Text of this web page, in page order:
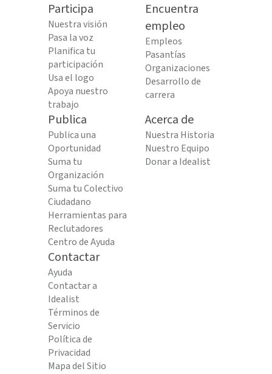
Participa
Nuestra visión
Pasa la voz
Planifica tu
participación
Usa el logo
Apoya nuestro
trabajo
Encuentra
empleo
Empleos
Pasantías
Organizaciones
Desarrollo de
carrera
Publica
Publica una
Oportunidad
Suma tu
Organización
Suma tu Colectivo
Ciudadano
Herramientas para
Reclutadores
Centro de Ayuda
Acerca de
Nuestra Historia
Nuestro Equipo
Donar a Idealist
Contactar
Ayuda
Contactar a
Idealist
Términos de
Servicio
Política de
Privacidad
Mapa del Sitio